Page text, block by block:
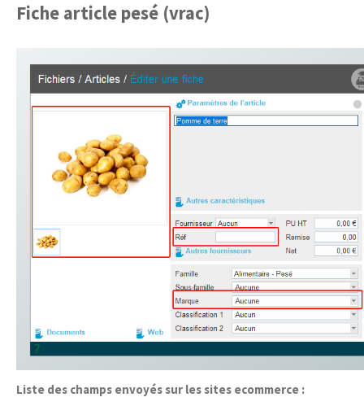
Fiche article pesé (vrac)
Liste des champs envoyés sur les sites ecommerce :